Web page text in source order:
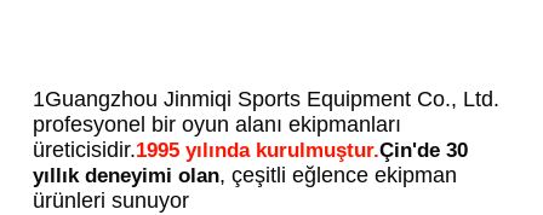
1Guangzhou Jinmiqi Sports Equipment Co., Ltd.
profesyonel bir oyun alanı ekipmanları
üreticisidir.1995 yılında kurulmuştur.Çin'de 30
yıllık deneyimi olan, çeşitli eğlence ekipman
ürünleri sunuyor